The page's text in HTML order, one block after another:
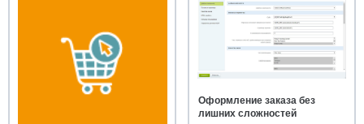
Оформление заказа без
лишних сложностей